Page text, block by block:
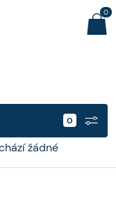
žádné
0